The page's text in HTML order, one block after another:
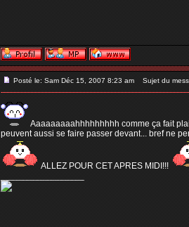
Posté le: Sam Déc 15, 2007 8:23 am Sujet du
Aaaaaaaaahhhhhhhhh comme ça fait
peuvent aussi se faire passer devant... bref ne
ALLEZ POUR CET APRES MIDI!!!
_________________